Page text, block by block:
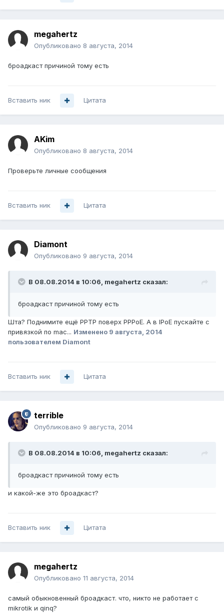
megahertz
Опубликовано 8 августа, 2014
броадкаст причиной тому есть
Вставить ник Цитата
AKim
Опубликовано 8 августа, 2014
Проверьте личные сообщения
Вставить ник Цитата
Diamont
Опубликовано 9 августа, 2014
В 08.08.2014 в 10:06, megahertz сказал:
броадкаст причиной тому есть
Шта? Поднимите ещё PPTP поверх РРРоЕ. А в IPoE пускайте с
привязкой по mac... Изменено 9 августа, 2014
пользователем Diamont
Вставить ник Цитата
terrible
Опубликовано 9 августа, 2014
В 08.08.2014 в 10:06, megahertz сказал:
броадкаст причиной тому есть
и какой-же это броадкаст?
Вставить ник Цитата
megahertz
Опубликовано 11 августа, 2014
самый обыкновенный броадкаст. что, никто не работает с
mikrotik и qinq?